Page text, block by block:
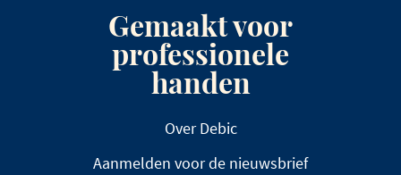
Gemaakt voor
professionele
handen
Over Debic
Aanmelden voor de nieuwsbrief